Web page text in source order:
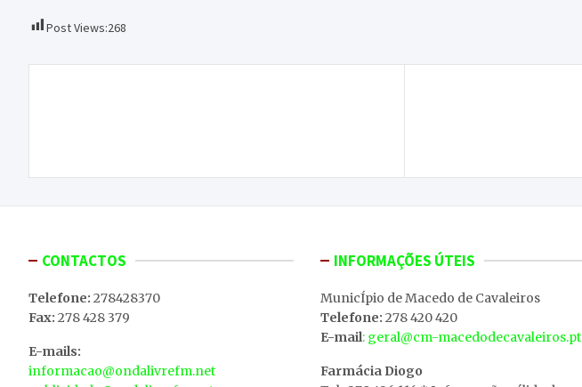
Post Views:268
CONTACTOS
Telefone: 278428370
Fax: 278 428 379
E-mails:
informacao@ondalivrefm.net
INFORMAÇÕES ÚTEIS
MunicÍpio de Macedo de Cavaleiros
Telefone: 278 420 420
E-mail: geral@cm-macedodecavaleiros.pt
Farmácia Diogo